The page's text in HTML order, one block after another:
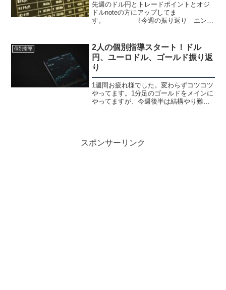
先週のドル円とトレードポイントとオジ
ドルnoteの方にアップしてま
す。 ⇩今週の振り返り エント
とMA、チャネルを使った手法高確率で簡
単な15分値幅取り...
個別指導
2人の個別指導スタート！ドル
円、ユーロドル、ゴールド振り返
り
1週間お疲れ様でした。変わらずコツコツ
やってます。1分足のゴールドをメインに
やってますが、今週後半は結構やり難か
スポンサーリンク